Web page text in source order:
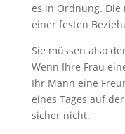
es in Ordnung. Die
einer festen
Sie müssen also
Wenn Ihre Frau
Ihr Mann eine
eines Tages auf
sicher nicht.